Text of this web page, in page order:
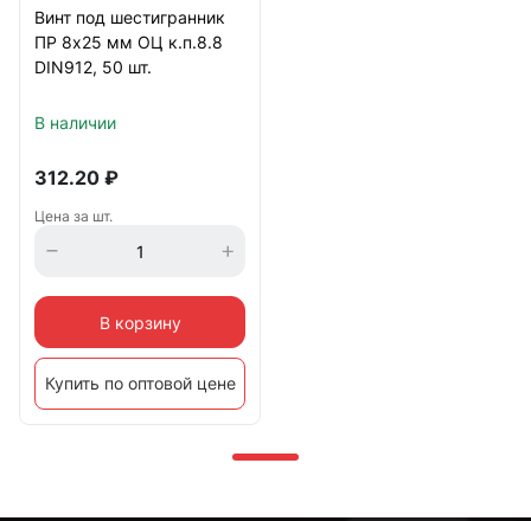
Винт под шестигранник
ПР 8х25 мм ОЦ к.п.8.8
DIN912, 50 шт.
В наличии
312.20 ₽
Цена за шт.
В корзину
Купить по оптовой цене